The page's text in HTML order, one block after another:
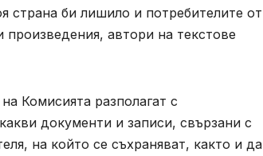
страна би лишило и потребителите от
автори на текстове
Комисията разполагат с
документи и записи, свързани с
на който се съхраняват, както и да